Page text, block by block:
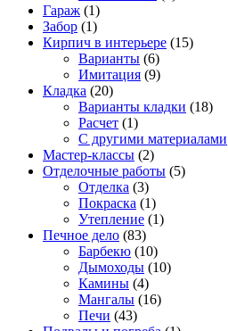
Гараж (1)
Забор (1)
Кирпич в интерьере (15)
Варианты (6)
Имитация (9)
Кладка (20)
Варианты кладки (18)
Расчет (1)
С другими материалами
Мастер-классы (2)
Отделочные работы (5)
Отделка (3)
Покраска (1)
Утепление (1)
Печное дело (83)
Барбекю (10)
Дымоходы (10)
Камины (4)
Мангалы (16)
Печи (43)